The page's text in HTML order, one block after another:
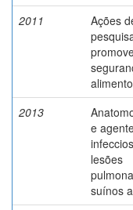
2011
Ações
2013
e
lesões
suínos